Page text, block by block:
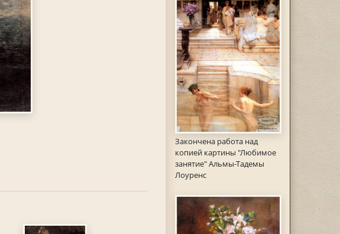
Закончена работа над
копией картины "Любимое
занятие" Альмы-Тадемы
Лоуренс